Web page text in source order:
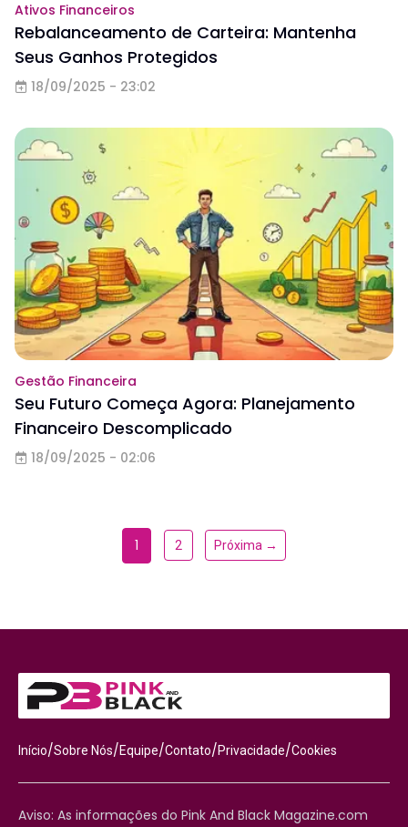
Ativos Financeiros
Rebalanceamento de Carteira: Mantenha
Seus Ganhos Protegidos
18/09/2025 - 23:02
Gestão Financeira
Seu Futuro Começa Agora: Planejamento
Financeiro Descomplicado
18/09/2025 - 02:06
1 2 Próxima →
Início/Sobre Nós/Equipe/Contato/Privacidade/Cookies
Aviso: As informações do Pink And Black Magazine.com